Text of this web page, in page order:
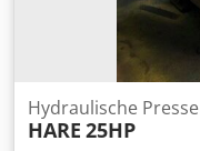
Hydraulische Presse
HARE 25HP